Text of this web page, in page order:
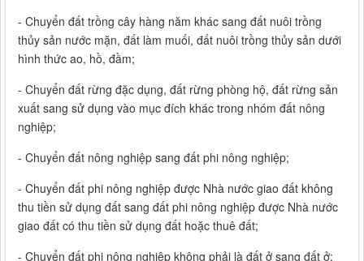
- Chuyển đất trồng cây hàng năm khác sang đất nuôi trồng
thủy sản nước mặn, đất làm muối, đất nuôi trồng thủy sản dưới
hình thức ao, hồ, đầm;
- Chuyển đất rừng đặc dụng, đất rừng phòng hộ, đất rừng sản
xuất sang sử dụng vào mục đích khác trong nhóm đất nông
nghiệp;
- Chuyển đất nông nghiệp sang đất phi nông nghiệp;
- Chuyển đất phi nông nghiệp được Nhà nước giao đất không
thu tiền sử dụng đất sang đất phi nông nghiệp được Nhà nước
giao đất có thu tiền sử dụng đất hoặc thuê đất;
- Chuyển đất phi nông nghiệp không phải là đất ở sang đất ở;